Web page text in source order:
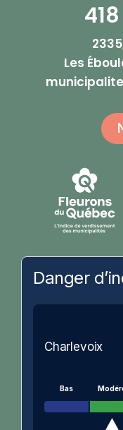
Les
Danger
Charlevoix
Bas